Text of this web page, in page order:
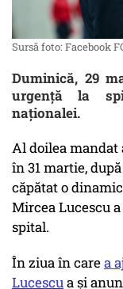
Sursă foto: Facebook
Duminică, 29
urgență la
naționalei.
Al doilea mandat
în 31 martie,
căpătat o
Mircea Lucescu
spital.
În ziua în carea
Lucescua și